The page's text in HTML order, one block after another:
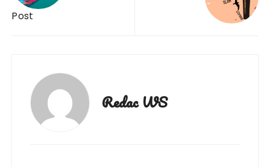
Post
Redac WS